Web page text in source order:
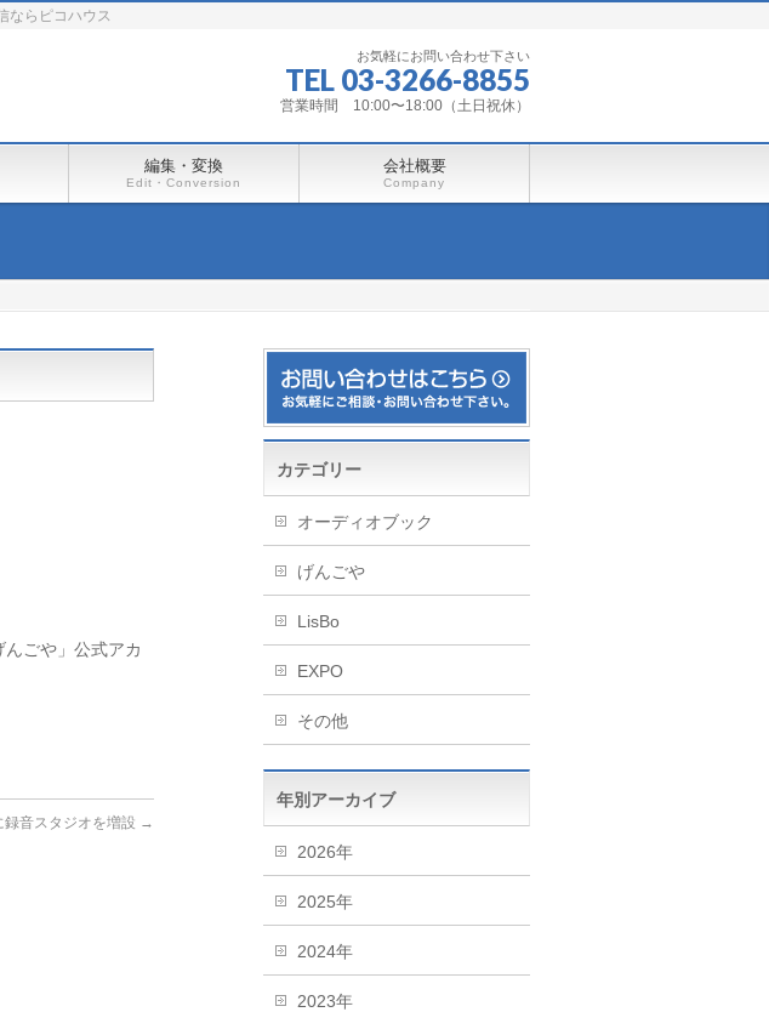
ならピコハウス
お気軽にお問い合わせ下さい
TEL 03-3266-8855
営業時間 10:00〜18:00（土日祝休）
編集・変換
Edit・Conversion
会社概要
Company
ごや」公式アカ
録音スタジオを増設 →
カテゴリー
オーディオブック
げんごや
LisBo
EXPO
その他
年別アーカイブ
2026年
2025年
2024年
2023年